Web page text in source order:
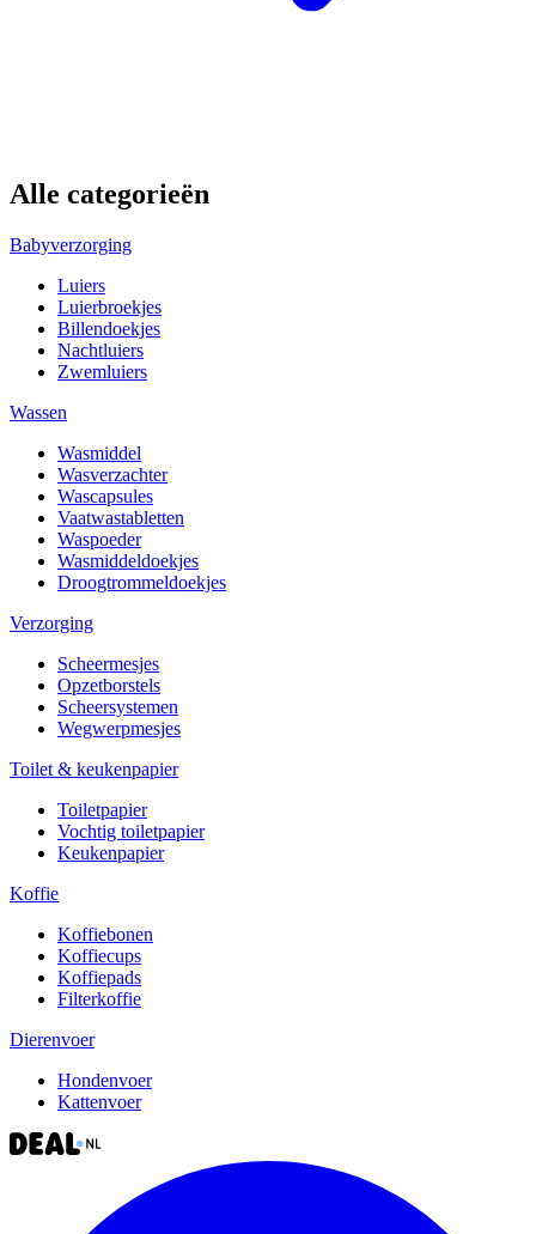
Alle categorieën
Babyverzorging
Luiers
Luierbroekjes
Billendoekjes
Nachtluiers
Zwemluiers
Wassen
Wasmiddel
Wasverzachter
Wascapsules
Vaatwastabletten
Waspoeder
Wasmiddeldoekjes
Droogtrommeldoekjes
Verzorging
Scheermesjes
Opzetborstels
Scheersystemen
Wegwerpmesjes
Toilet & keukenpapier
Toiletpapier
Vochtig toiletpapier
Keukenpapier
Koffie
Koffiebonen
Koffiecups
Koffiepads
Filterkoffie
Dierenvoer
Hondenvoer
Kattenvoer